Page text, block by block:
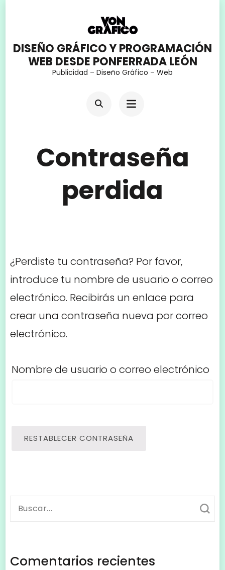
contenido
(presiona
DISEÑO GRÁFICO Y PROGRAMACIÓN
WEB DESDE PONFERRADA LEÓN
Publicidad – Diseño Gráfico – Web
Contraseña
perdida
¿Perdiste tu contraseña? Por favor,
introduce tu nombre de usuario o correo
electrónico. Recibirás un enlace para
crear una contraseña nueva por correo
electrónico.
Nombre de usuario o correo electrónico
RESTABLECER CONTRASEÑA
Buscar:
Comentarios recientes